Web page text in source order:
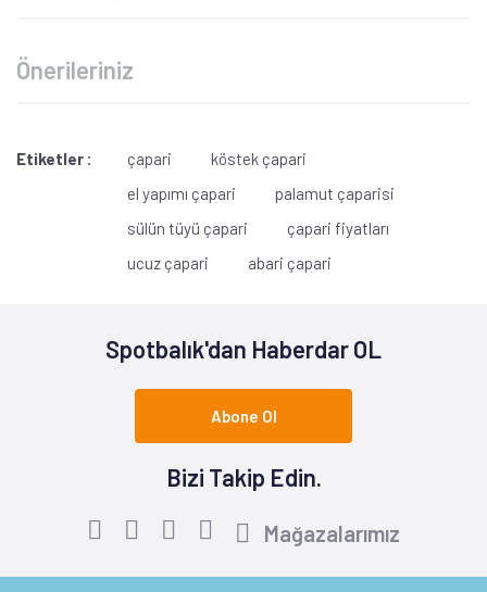
Önerileriniz
Etiketler : çapari
köstek çapari
el yapımı çapari
palamut çaparisi
sülün tüyü çapari
çapari fiyatları
ucuz çapari
abari çapari
Spotbalık'dan Haberdar OL
Abone Ol
Bizi Takip Edin.
Mağazalarımız